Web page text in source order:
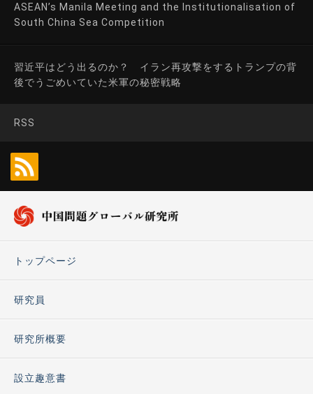
ASEAN’s Manila Meeting and the Institutionalisation of
South China Sea Competition
習近平はどう出るのか？ イラン再攻撃をするトランプの背
後でうごめいていた米軍の秘密戦略
RSS
トップページ
研究員
研究所概要
設立趣意書